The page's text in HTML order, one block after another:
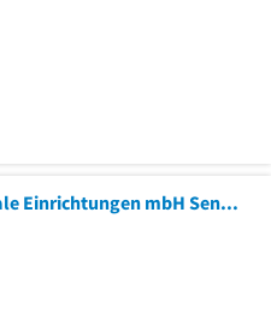
ASB Gesellschaft für soziale Einrichtungen mbH Senioren-WG